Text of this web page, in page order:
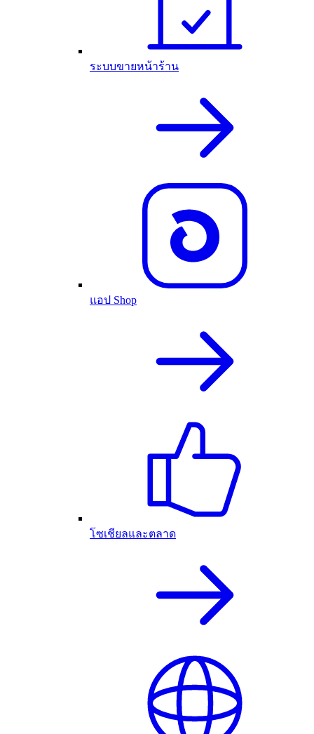
ระบบขายหน้าร้าน
แอป Shop
โซเชียลและตลาด